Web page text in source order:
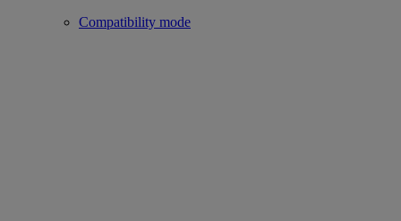
Compatibility mode